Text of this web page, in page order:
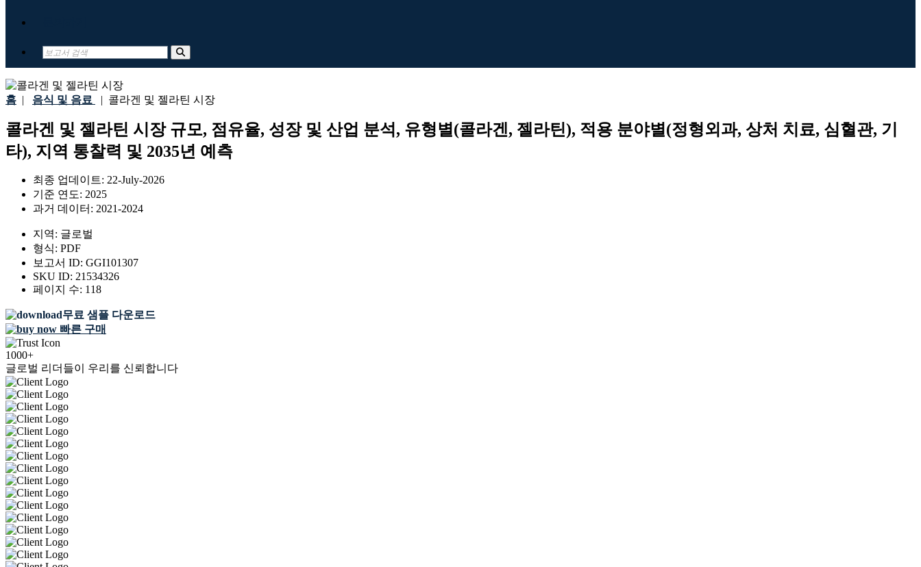
홈 | 음식 및 음료 | 콜라겐 및 젤라틴 시장
콜라겐 및 젤라틴 시장 규모, 점유율, 성장 및 산업 분석, 유형별(콜라겐, 젤라틴), 적용 분야별(정형외과, 상처 치료, 심혈관, 기
타), 지역 통찰력 및 2035년 예측
최종 업데이트: 22-July-2026
기준 연도: 2025
과거 데이터: 2021-2024
지역: 글로벌
형식: PDF
보고서 ID: GGI101307
SKU ID: 21534326
페이지 수: 118
무료 샘플 다운로드
빠른 구매
1000+
글로벌 리더들이 우리를 신뢰합니다